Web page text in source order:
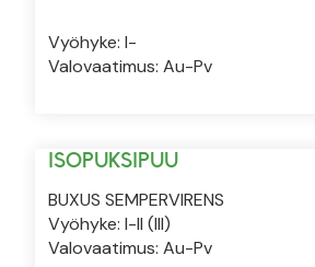
Vyöhyke: I-
Valovaatimus: Au-Pv
ISOPUKSIPUU
BUXUS SEMPERVIRENS
Vyöhyke: I-II (III)
Valovaatimus: Au-Pv